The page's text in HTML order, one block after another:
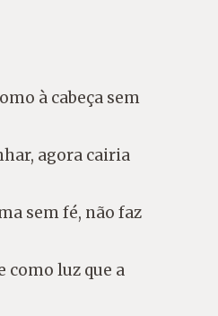
à cabeça sem
agora cairia
sem fé, não faz
como luz que a